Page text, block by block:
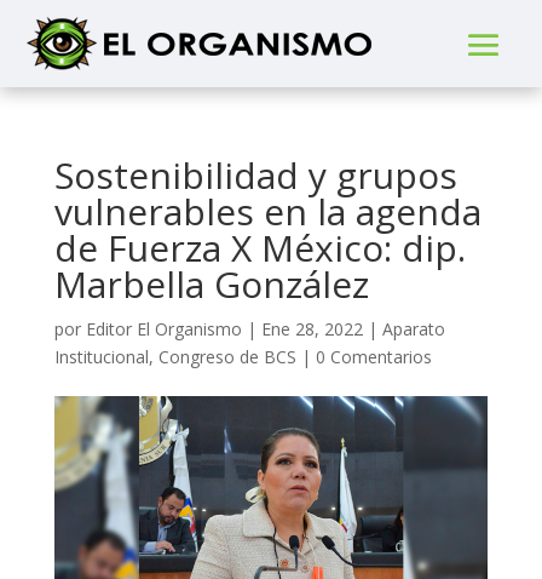
Sostenibilidad y grupos
vulnerables en la agenda
de Fuerza X México: dip.
Marbella González
por Editor El Organismo | Ene 28, 2022| Aparato
Institucional, Congreso de BCS | 0 Comentarios